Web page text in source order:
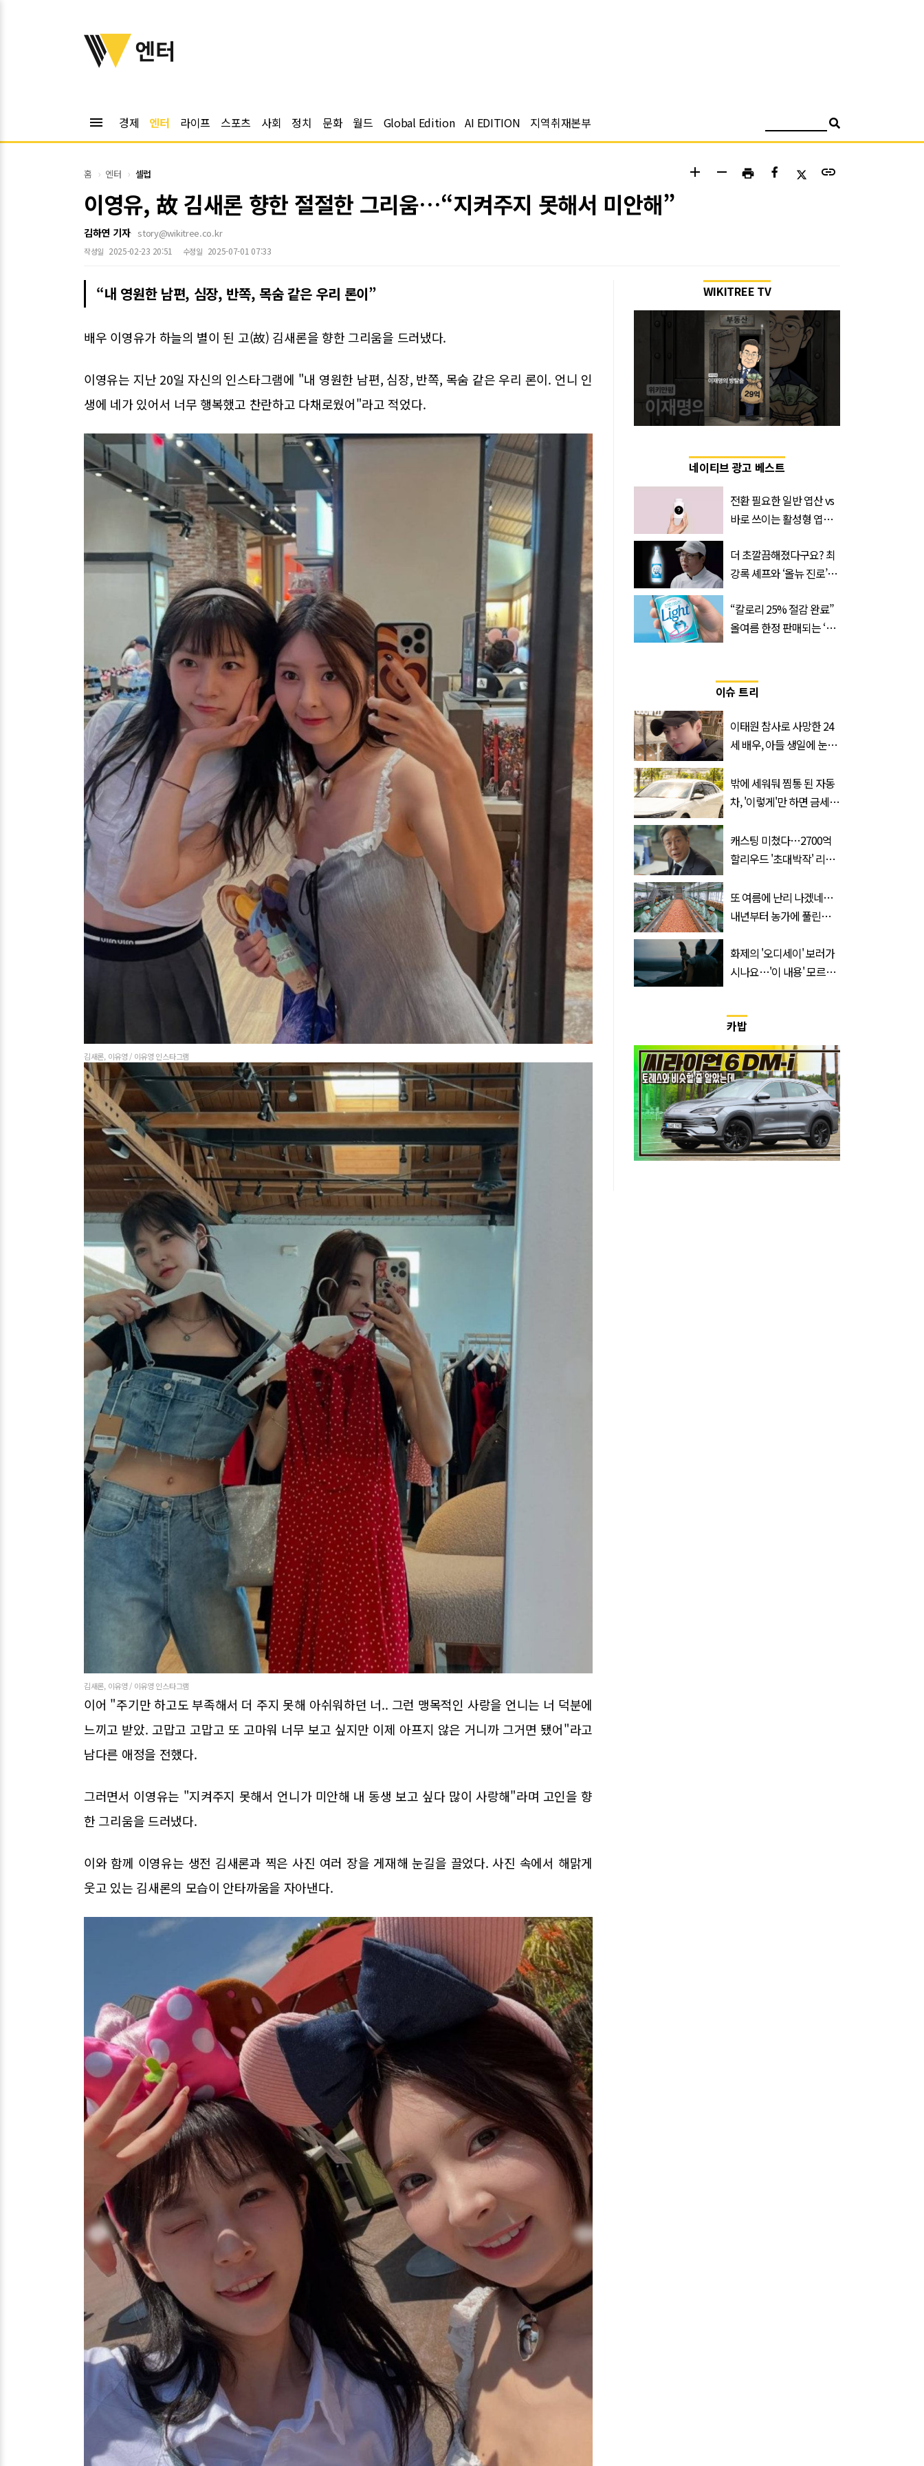
위키트리
엔터
menu 경제 엔터 라이프 스포츠 사회 정치 문화 월드 Global Edition AI EDITION 지역취재본부
홈 엔터 셀럽 add remove print link
이영유, 故 김새론 향한 절절한 그리움…“지켜주지 못해서 미안해”
김하연 기자 story@wikitree.co.kr
작성일 2025-02-23 20:51 수정일 2025-07-01 07:33
“내 영원한 남편, 심장, 반쪽, 목숨 같은 우리 론이”
배우 이영유가 하늘의 별이 된 고(故) 김새론을 향한 그리움을 드러냈다.
이영유는 지난 20일 자신의 인스타그램에 "내 영원한 남편, 심장, 반쪽, 목숨 같은 우리 론이. 언니 인
생에 네가 있어서 너무 행복했고 찬란하고 다채로웠어"라고 적었다.
김새론, 이유영 / 이유영 인스타그램
김새론, 이유영 / 이유영 인스타그램
이어 "주기만 하고도 부족해서 더 주지 못해 아쉬워하던 너.. 그런 맹목적인 사랑을 언니는 너 덕분에
느끼고 받았. 고맙고 고맙고 또 고마워 너무 보고 싶지만 이제 아프지 않은 거니까 그거면 됐어"라고
남다른 애정을 전했다.
그러면서 이영유는 "지켜주지 못해서 언니가 미안해 내 동생 보고 싶다 많이 사랑해"라며 고인을 향
한 그리움을 드러냈다.
이와 함께 이영유는 생전 김새론과 찍은 사진 여러 장을 게재해 눈길을 끌었다. 사진 속에서 해맑게
웃고 있는 김새론의 모습이 안타까움을 자아낸다.
WIKITREE TV
네이티브 광고 베스트
전환 필요한 일반 엽산 vs
바로 쓰이는 활성형 엽
‘Quatrefolic®’ 주목
더 초깔끔해졌다구요? 최
강록 셰프와 ‘올뉴 진로’의
“칼로리 25% 절감 완료”
올여름 한정 판매되는 ‘최
이슈 트리
이태원 참사로 사망한 24
세 배우, 아들 생일에 눈물
밖에 세워둬 찜통 된 자동
차, '이렇게'만 하면 금세
캐스팅 미쳤다…2700억
할리우드 '초대박작' 리메
또 여름에 난리 나겠네…
내년부터 농가에 풀린다는
화제의 '오디세이' 보러가
시나요…'이 내용' 모르고
카밥